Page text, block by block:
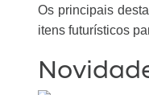
Os principais
itens futurísticos